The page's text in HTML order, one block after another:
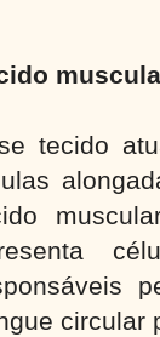
tecido
circular